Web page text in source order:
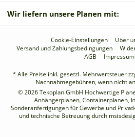
Wir liefern unsere Planen mit:
Cookie-Einstellungen Über
Versand und Zahlungsbedingungen
AGB
Impressum
* Alle Preise inkl. gesetzl. Mehrwertsteuer
Nachnahmegebühren, wenn nicht
© 2026 Tekoplan GmbH Hochwertige
Anhängerplanen, Containerplanen,
Sonderanfertigungen für Gewerbe und
und technische Betreuung durch